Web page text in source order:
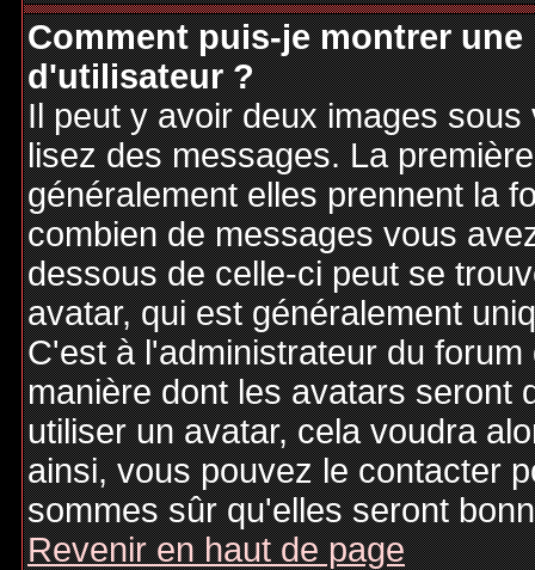
Comment puis-je montrer
d'utilisateur ?
Il peut y avoir deux images
lisez des messages. La
généralement elles prennent la
combien de messages vous
dessous de celle-ci peut se
avatar, qui est généralement
C'est à l'administrateur du
manière dont les avatars seront
utiliser un avatar, cela voudra
ainsi, vous pouvez le contacter
sommes sûr qu'elles seront
Revenir en haut de page